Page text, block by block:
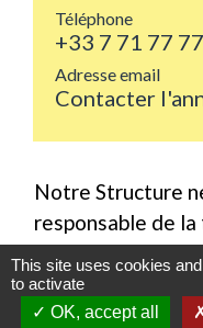
Téléphone
+33 7 71 77
Adresse email
Contacter
Notre Structure
responsable de
transactions
tout abus, nous
l'équipe du site
This site uses cookies
to activate
OK, accept all